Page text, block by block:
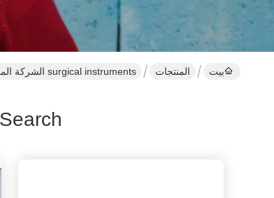
بيت المنتجات surgical instruments الشركة المصنعة على الإنترنت